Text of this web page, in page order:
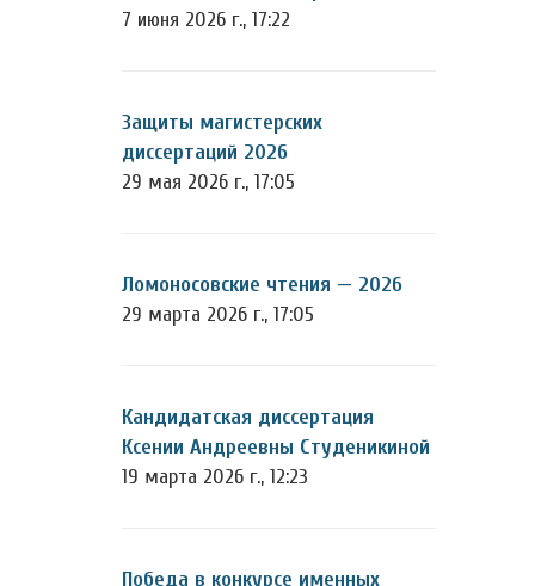
7 июня 2026 г., 17:22
Защиты магистерских
диссертаций 2026
29 мая 2026 г., 17:05
Ломоносовские чтения — 2026
29 марта 2026 г., 17:05
Кандидатская диссертация
Ксении Андреевны Студеникиной
19 марта 2026 г., 12:23
Победа в конкурсе именных